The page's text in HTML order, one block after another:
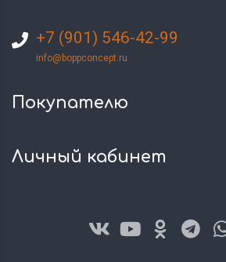
+7 (901) 546-42-99
info@boppconcept.ru
Покупателю
Личный кабинет